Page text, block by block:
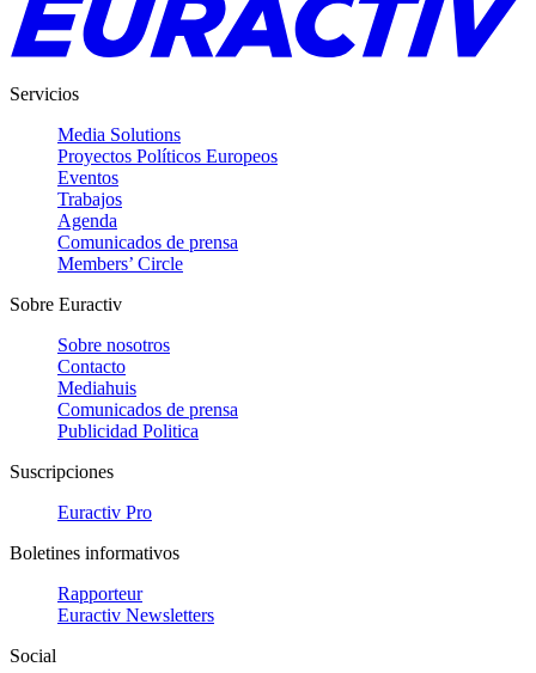
Servicios
Media Solutions
Proyectos Políticos Europeos
Eventos
Trabajos
Agenda
Comunicados de prensa
Members’ Circle
Sobre Euractiv
Sobre nosotros
Contacto
Mediahuis
Comunicados de prensa
Publicidad Politica
Suscripciones
Euractiv Pro
Boletines informativos
Rapporteur
Euractiv Newsletters
Social